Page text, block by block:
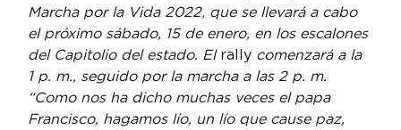
Marcha por la Vida 2022, que se llevará a cabo
el próximo sábado, 15 de enero, en los escalones
del Capitolio del estado. El rally comenzará a la
1 p. m., seguido por la marcha a las 2 p. m.
“Como nos ha dicho muchas veces el papa
Francisco, hagamos lío, un lío que cause paz,